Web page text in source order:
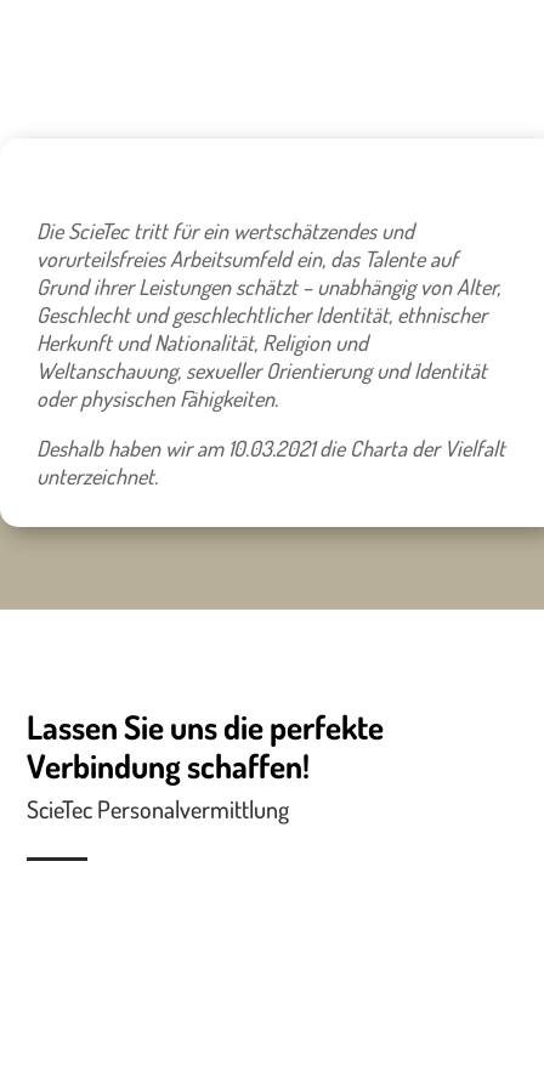
Die ScieTec tritt für ein wertschätzendes und
vorurteilsfreies Arbeitsumfeld ein, das Talente auf
Grund ihrer Leistungen schätzt – unabhängig von Alter,
Geschlecht und geschlechtlicher Identität, ethnischer
Herkunft und Nationalität, Religion und
Weltanschauung, sexueller Orientierung und Identität
oder physischen Fähigkeiten.
Deshalb haben wir am 10.03.2021 die Charta der Vielfalt
unterzeichnet.
Lassen Sie uns die perfekte
Verbindung schaffen!
ScieTec Personalvermittlung